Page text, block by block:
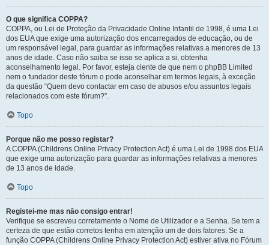
O que significa COPPA?
COPPA, ou Lei de Proteção da Privacidade Online Infantil de 1998, é uma Lei
dos EUA que exige uma autorização dos encarregados de educação, ou de
um responsável legal, para guardar as informações relativas a menores de 13
anos de idade. Caso não saiba se isso se aplica a si, obtenha
aconselhamento legal. Por favor, esteja ciente de que nem o phpBB Limited
nem o fundador deste fórum o pode aconselhar em termos legais, à exceção
da questão “Quem devo contactar em caso de abusos e/ou assuntos legais
relacionados com este fórum?”.
Topo
Porque não me posso registar?
A COPPA (Childrens Online Privacy Protection Act) é uma Lei de 1998 dos EUA
que exige uma autorização para guardar as informações relativas a menores
de 13 anos de idade.
Topo
Registei-me mas não consigo entrar!
Verifique se escreveu corretamente o Nome de Utilizador e a Senha. Se tem a
certeza de que estão corretos tenha em atenção um de dois fatores. Se a
função COPPA (Childrens Online Privacy Protection Act) estiver ativa no Fórum